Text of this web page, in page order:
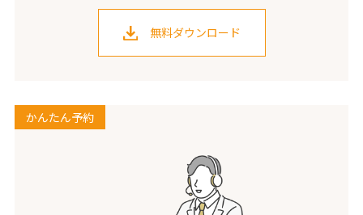
無料ダウンロード
かんたん予約